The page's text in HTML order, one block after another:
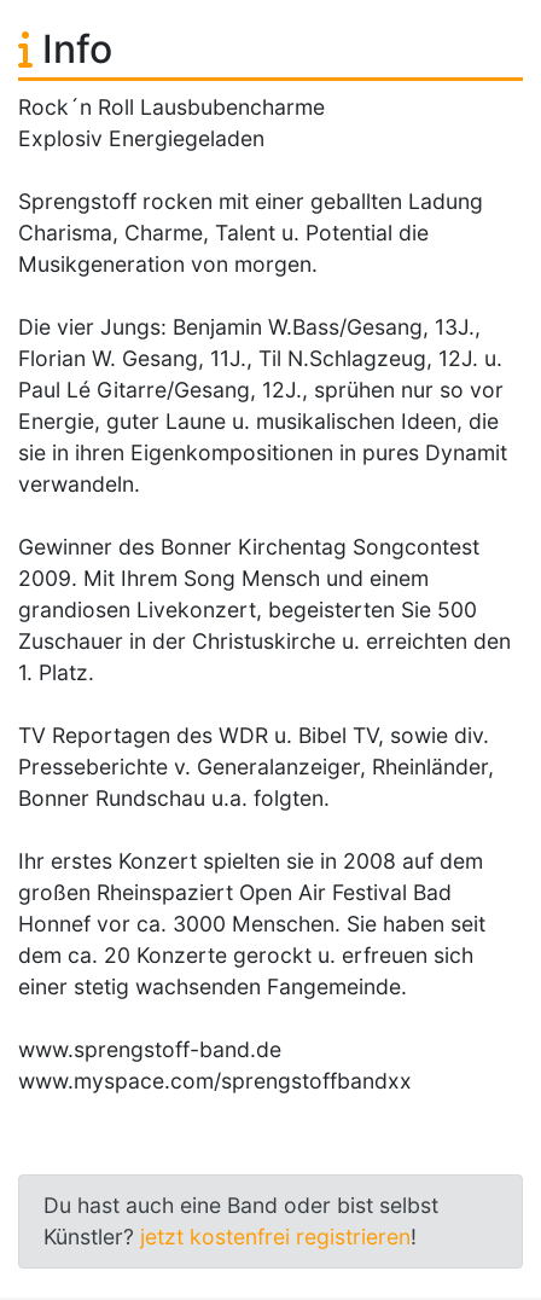
Info
Rock´n Roll Lausbubencharme
Explosiv Energiegeladen
Sprengstoff rocken mit einer geballten Ladung
Charisma, Charme, Talent u. Potential die
Musikgeneration von morgen.
Die vier Jungs: Benjamin W.Bass/Gesang, 13J.,
Florian W. Gesang, 11J., Til N.Schlagzeug, 12J. u.
Paul Lé Gitarre/Gesang, 12J., sprühen nur so vor
Energie, guter Laune u. musikalischen Ideen, die
sie in ihren Eigenkompositionen in pures Dynamit
verwandeln.
Gewinner des Bonner Kirchentag Songcontest
2009. Mit Ihrem Song Mensch und einem
grandiosen Livekonzert, begeisterten Sie 500
Zuschauer in der Christuskirche u. erreichten den
1. Platz.
TV Reportagen des WDR u. Bibel TV, sowie div.
Presseberichte v. Generalanzeiger, Rheinländer,
Bonner Rundschau u.a. folgten.
Ihr erstes Konzert spielten sie in 2008 auf dem
großen Rheinspaziert Open Air Festival Bad
Honnef vor ca. 3000 Menschen. Sie haben seit
dem ca. 20 Konzerte gerockt u. erfreuen sich
einer stetig wachsenden Fangemeinde.
www.sprengstoff-band.de
www.myspace.com/sprengstoffbandxx
Du hast auch eine Band oder bist selbst
Künstler? jetzt kostenfrei registrieren!